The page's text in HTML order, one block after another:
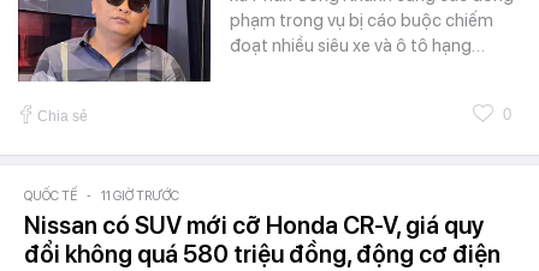
phạm trong vụ bị cáo buộc chiếm
đoạt nhiều siêu xe và ô tô hạng…
Chia sẻ 0
QUỐC TẾ - 11 GIỜ TRƯỚC
Nissan có SUV mới cỡ Honda CR-V, giá quy
đổi không quá 580 triệu đồng, động cơ điện